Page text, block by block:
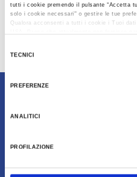
tutti i cookie premendo il pulsante “Accetta
solo i cookie necessari" o gestire le tue
Qualora acconsenti a tutti i cookie i Tuoi
TECNICI
PREFERENZE
ANALITICI
PROFILAZIONE
Editorial Board
Content owned by